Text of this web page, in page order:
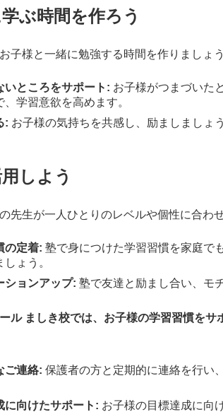
ぶ時間を作ろう
子様と一緒に勉強する時間を作りましょう
いところをサポート: お子様がつまづいた
、学習意欲を高めます。
: お子様の気持ちを共感し、励ましましょう
しよう
先生が一人ひとりのレベルや個性に合わ
の定着: 塾で身につけた学習習慣を家庭で
ょう。
ションアップ: 塾で友達と励まし合い、モ
ル ましき校では、お子様の学習習慣を
ご連絡: 保護者の方と定期的に連絡を行い
に向けたサポート: お子様の目標達成に向